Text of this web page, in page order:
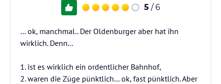
5 / 6
… ok, manchmal.. Der Oldenburger aber hat ihn
wirklich. Denn...
1. ist es wirklich ein ordentlicher Bahnhof,
2. waren die Züge pünktlich… ok, fast pünktlich. Aber